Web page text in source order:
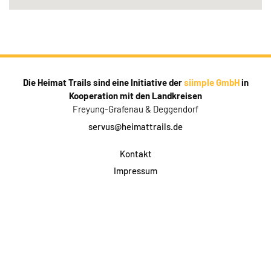
Die Heimat Trails sind eine Initiative dersiimple GmbHin
Kooperation mit den Landkreisen
Freyung-Grafenau & Deggendorf
servus@heimattrails.de
Kontakt
Impressum